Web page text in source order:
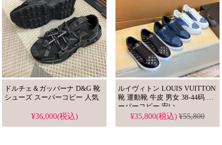
ドルチェ＆ガッバーナ D&G 靴
シューズ スーパーコピー 人気
¥36,000(税込)
ルイヴィトン LOUIS VUITTON
靴 運動靴 牛皮 男女 38-44码 ス
ーパーコピー 安い
¥35,800(税込)¥55,800